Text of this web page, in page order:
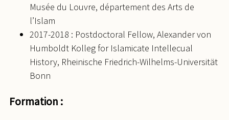
Musée du Louvre, département des Arts de
l’Islam
2017-2018 : Postdoctoral Fellow, Alexander von
Humboldt Kolleg for Islamicate Intellecual
History, Rheinische Friedrich-Wilhelms-Universität
Bonn
Formation :